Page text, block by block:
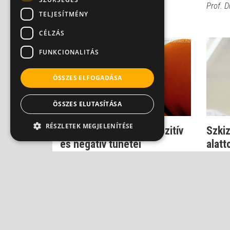
Prof.
Szkizofrénia: Ezek a pozitív
és negatív tünetei
TELJESÍTMÉNY
CÉLZÁS
FUNKCIONALITÁS
ÖSSZES ELFOGADÁSA
ÖSSZES ELUTASÍTÁSA
RÉSZLETEK MEGJELENÍTÉSE